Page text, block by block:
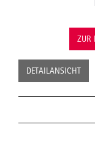
ZUR
DETAILANSICHT